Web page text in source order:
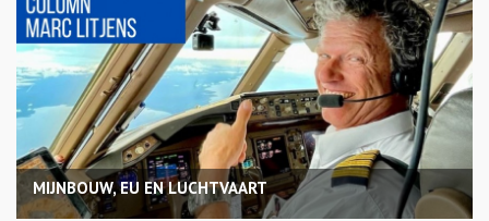
MIJNBOUW, EU EN LUCHTVAART